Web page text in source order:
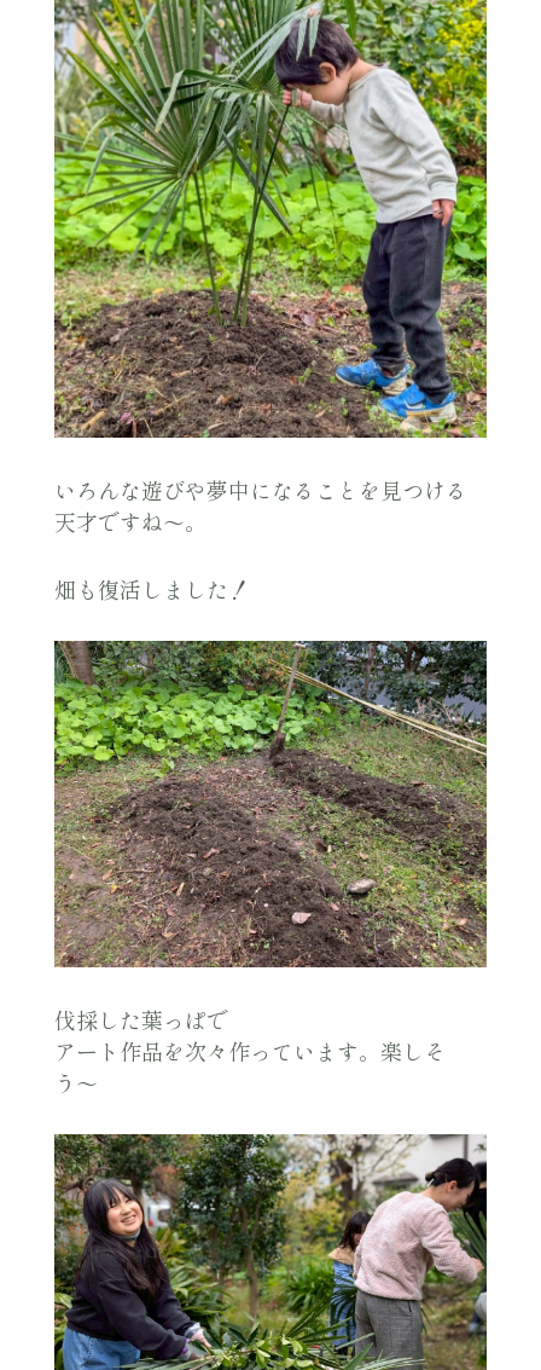
いろんな遊びや夢中になることを見つける
天才ですね〜。
畑も復活しました！
伐採した葉っぱで
アート作品を次々作っています。楽しそ
う〜